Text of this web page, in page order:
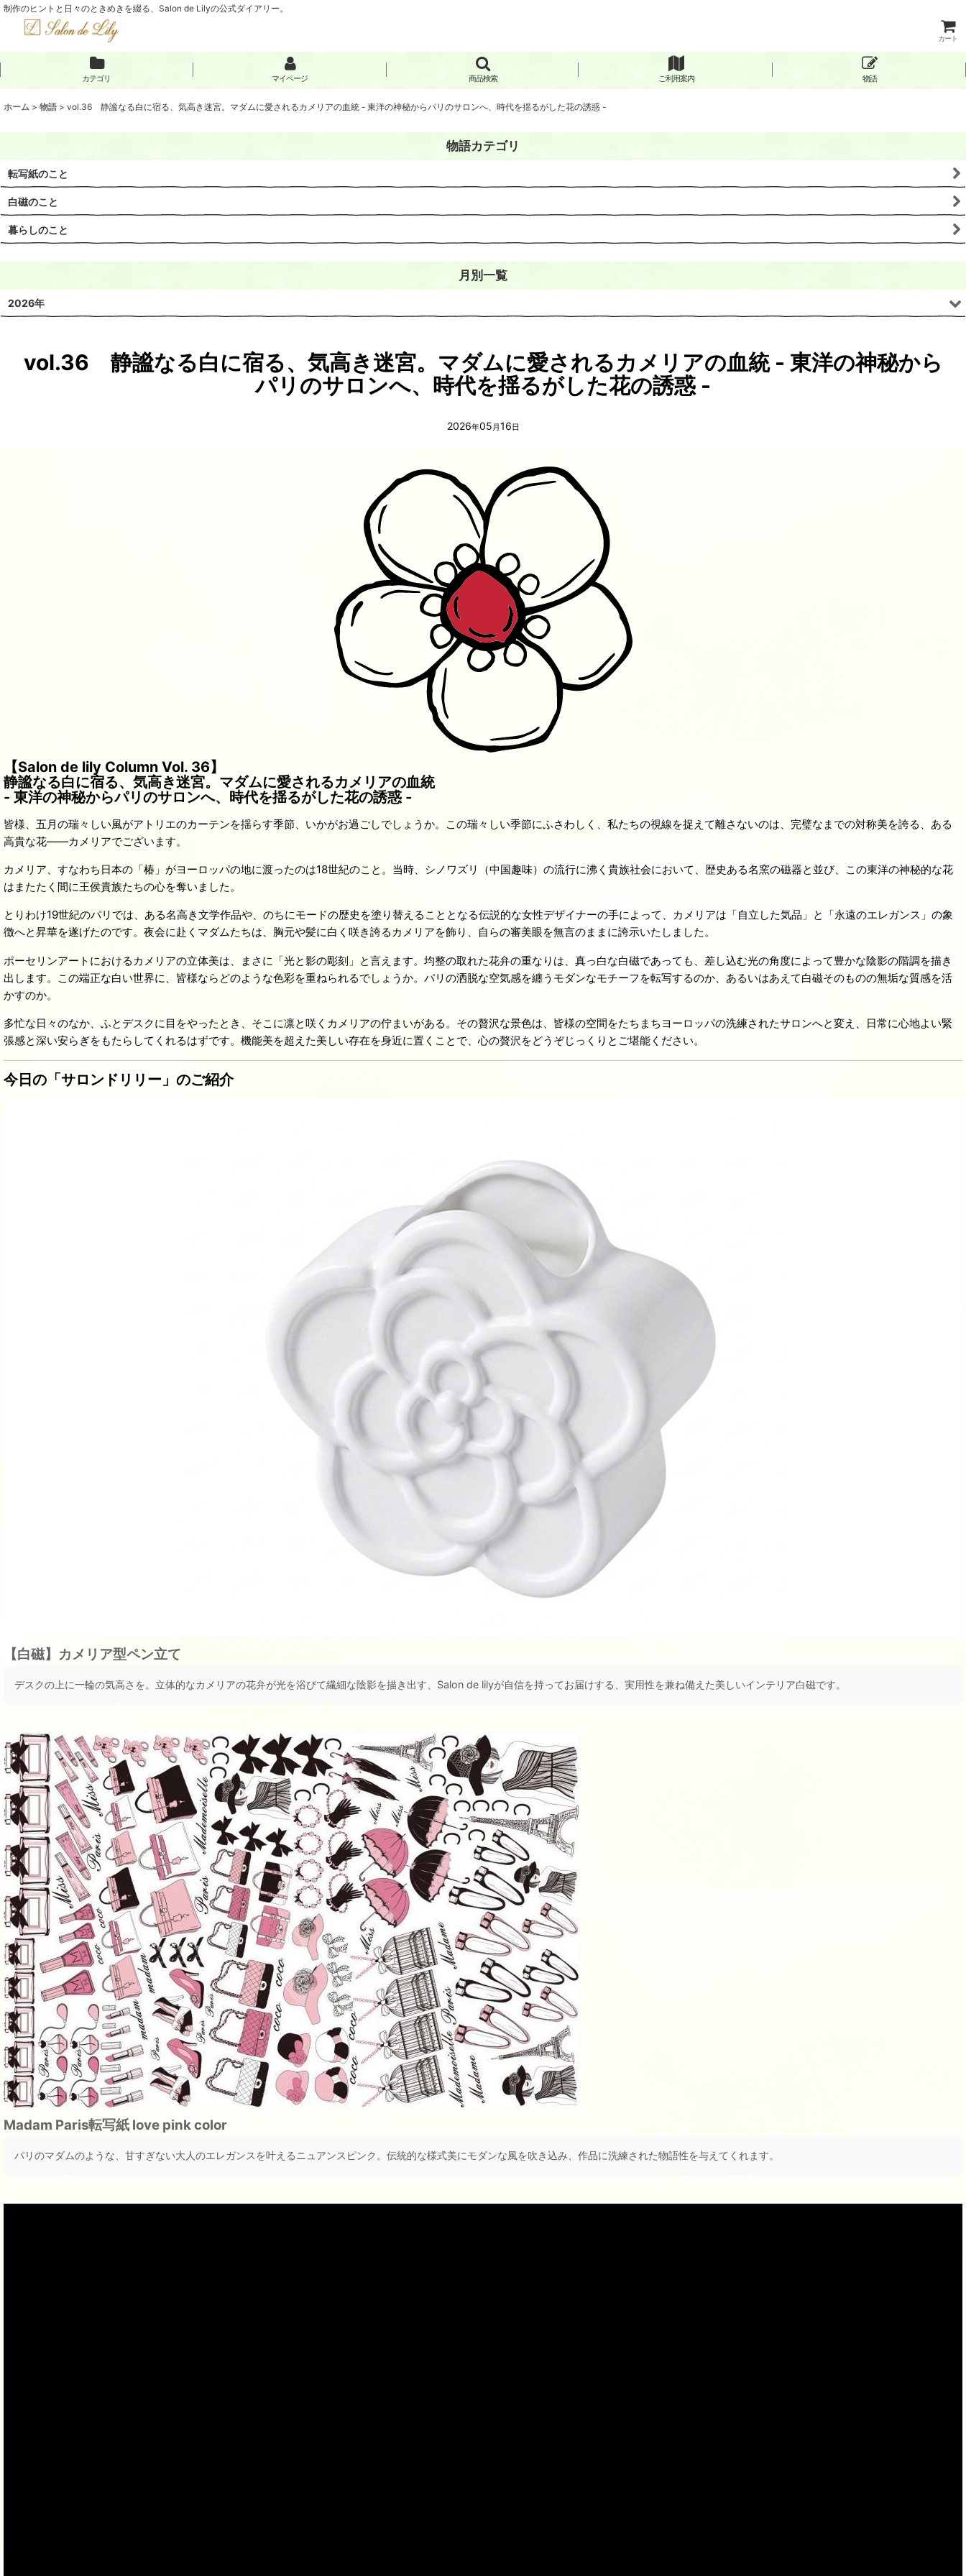
制作のヒントと日々のときめきを綴る、Salon de Lilyの公式ダイアリー。
カート
カテゴリ マイページ 商品検索 ご利用案内 物語
ホーム > 物語 > vol.36 静謐なる白に宿る、気高き迷宮。マダムに愛されるカメリアの血統 - 東洋の神秘からパリのサロンへ、時代を揺るがした花の誘惑 -
vol.36 静謐なる白に宿る、気高き迷宮。マダムに愛されるカメリアの血統 - 東洋の神秘から
パリのサロンへ、時代を揺るがした花の誘惑 -
2026年05 月16日
【Salon de lily Column Vol. 36】
静謐なる白に宿る、気高き迷宮。マダムに愛されるカメリアの血統
- 東洋の神秘からパリのサロンへ、時代を揺るがした花の誘惑 -
皆様、五月の瑞々しい風がアトリエのカーテンを揺らす季節、いかがお過ごしでしょうか。この瑞々しい季節にふさわしく、私たちの視線を捉えて離さないのは、完璧なまでの対称美を誇る、ある
高貴な花――カメリアでございます。
カメリア、すなわち日本の「椿」がヨーロッパの地に渡ったのは18世紀のこと。当時、シノワズリ（中国趣味）の流行に沸く貴族社会において、歴史ある名窯の磁器と並び、この東洋の神秘的な花
はまたたく間に王侯貴族たちの心を奪いました。
とりわけ19世紀のパリでは、ある名高き文学作品や、のちにモードの歴史を塗り替えることとなる伝説的な女性デザイナーの手によって、カメリアは「自立した気品」と「永遠のエレガンス」の象
徴へと昇華を遂げたのです。夜会に赴くマダムたちは、胸元や髪に白く咲き誇るカメリアを飾り、自らの審美眼を無言のままに誇示いたしました。
ポーセリンアートにおけるカメリアの立体美は、まさに「光と影の彫刻」と言えます。均整の取れた花弁の重なりは、真っ白な白磁であっても、差し込む光の角度によって豊かな陰影の階調を描き
出します。この端正な白い世界に、皆様ならどのような色彩を重ねられるでしょうか。パリの洒脱な空気感を纏うモダンなモチーフを転写するのか、あるいはあえて白磁そのものの無垢な質感を活
かすのか。
多忙な日々のなか、ふとデスクに目をやったとき、そこに凛と咲くカメリアの佇まいがある。その贅沢な景色は、皆様の空間をたちまちヨーロッパの洗練されたサロンへと変え、日常に心地よい緊
張感と深い安らぎをもたらしてくれるはずです。機能美を超えた美しい存在を身近に置くことで、心の贅沢をどうぞじっくりとご堪能ください。
今日の「サロンドリリー」のご紹介
【白磁】カメリア型ペン立て
デスクの上に一輪の気高さを。立体的なカメリアの花弁が光を浴びて繊細な陰影を描き出す、Salon de lilyが自信を持ってお届けする、実用性を兼ね備えた美しいインテリア白磁です。
Madam Paris転写紙 love pink color
パリのマダムのような、甘すぎない大人のエレガンスを叶えるニュアンスピンク。伝統的な様式美にモダンな風を吹き込み、作品に洗練された物語性を与えてくれます。
物語カテゴリ
転写紙のこと
白磁のこと
暮らしのこと
月別一覧
2026年